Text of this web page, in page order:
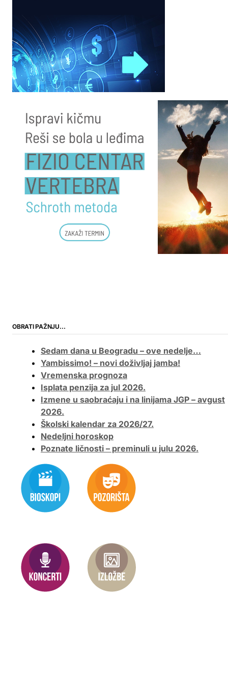
OBRATI PAŽNJU…
Sedam dana u Beogradu – ove nedelje…
Yambissimo! – novi doživljaj jamba!
Vremenska prognoza
Isplata penzija za jul 2026.
Izmene u saobraćaju i na linijama JGP – avgust
2026.
Školski kalendar za 2026/27.
Nedeljni horoskop
Poznate ličnosti – preminuli u julu 2026.